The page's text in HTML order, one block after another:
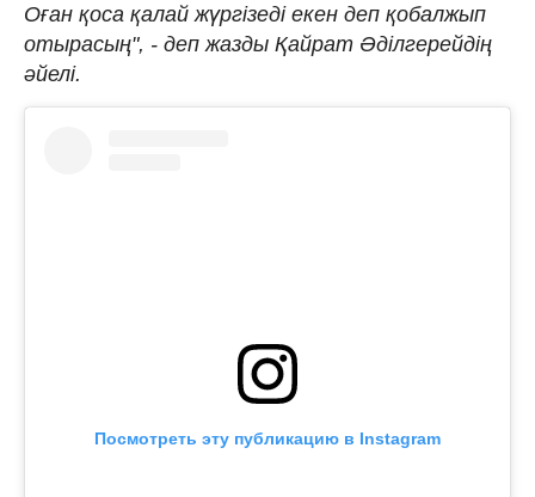
Оған қоса қалай жүргізеді екен деп қобалжып
отырасың", - деп жазды Қайрат Әділгерейдің
әйелі.
Посмотреть эту публикацию в Instagram